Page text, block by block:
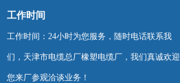
工作时间
工作时间：24小时为您服务，随时电话联系我
们，天津市电缆总厂橡塑电缆厂，我们真诚欢迎
您来厂参观洽谈业务！